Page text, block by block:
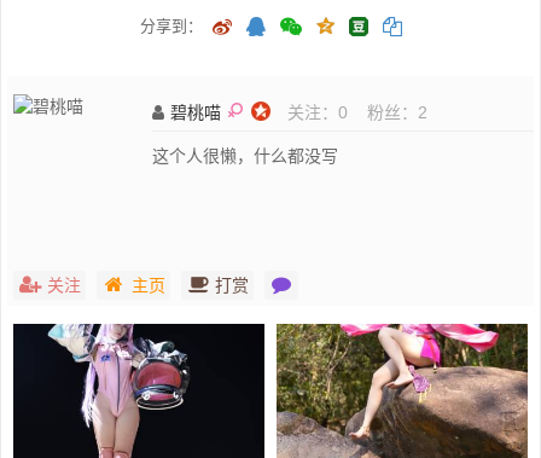
分享到：
碧桃喵 关注： 0 粉丝： 2
这个人很懒，什么都没写
关注 主页 打赏